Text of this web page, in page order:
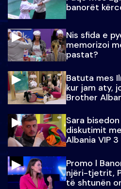
banorët
Nis sfida e
memorizoi
pastat?
Batuta mes
kur jam aty,
Brother
Sara
diskutimit
Albania VIP 3
Promo l
njëri-tjetrit,
të shtunën